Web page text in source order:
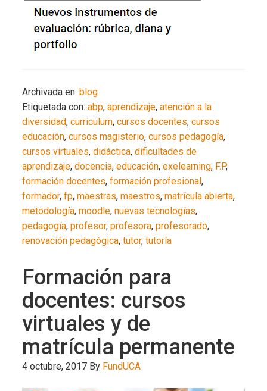
Archivada en: blog
Etiquetada con:abp,aprendizaje,atención a la
diversidad,curriculum,cursos docentes,cursos
educación,cursos magisterio,cursos pedagogía,
cursos virtuales,didáctica,dificultades de
aprendizaje,docencia,educación,exelearning, F.P,
formación docentes,formación profesional,
formador,fp,maestras,maestros,matrícula abierta,
metodología,moodle,nuevas tecnologías,
pedagogía,profesor,profesora,profesorado,
renovación pedagógica,tutor,tutoría
Formación para
docentes: cursos
virtuales y de
matrícula permanente
4 octubre, 2017 By FundUCA